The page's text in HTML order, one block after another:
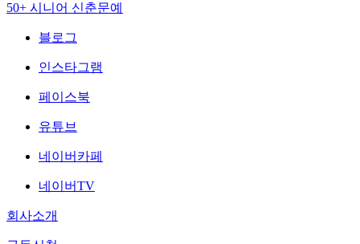
50+ 시니어 신춘문예
블로그
인스타그램
페이스북
유튜브
네이버카페
네이버TV
회사소개